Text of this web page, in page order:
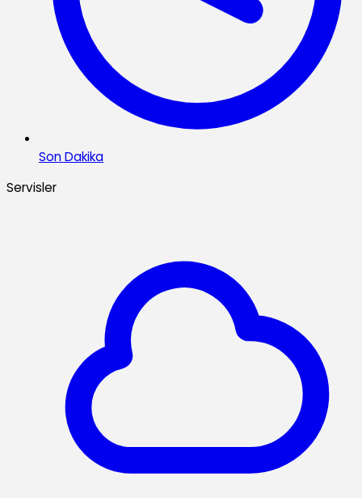
Son Dakika
Servisler